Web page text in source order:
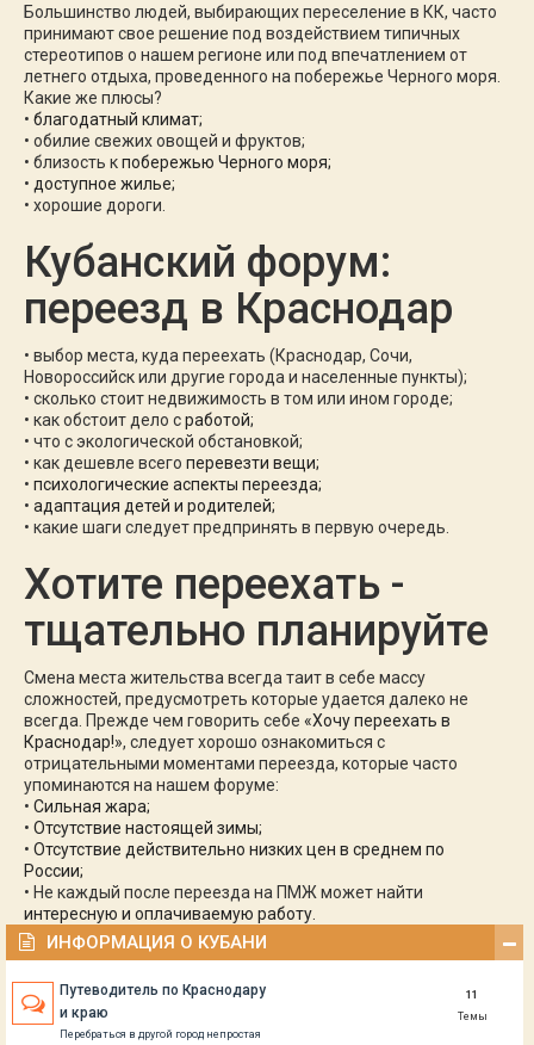
Большинство людей, выбирающих переселение в КК, часто
принимают свое решение под воздействием типичных
стереотипов о нашем регионе или под впечатлением от
летнего отдыха, проведенного на побережье Черного моря.
Какие же плюсы?
• благодатный климат;
• обилие свежих овощей и фруктов;
• близость кпобережью Черного моря;
• доступное жилье;
• хорошие дороги.
Кубанский форум:
переезд в Краснодар
• выбор места, куда переехать (Краснодар, Сочи,
Новороссийск или другие города и населенные пункты);
• сколько стоит недвижимость в том или ином городе;
• как обстоит дело сработой;
• что с экологической обстановкой;
• как дешевле всего перевезти вещи;
• психологические аспекты переезда;
• адаптация детей и родителей;
• какие шаги следует предпринять в первую очередь.
Хотите переехать -
тщательно планируйте
Смена места жительства всегда таит в себе массу
сложностей, предусмотреть которые удается далеко не
всегда. Прежде чем говорить себе «Хочу переехать в
Краснодар!», следует хорошо ознакомиться с
отрицательными моментами переезда, которые часто
упоминаются на нашем форуме:
• Сильная жара;
• Отсутствие настоящей зимы;
• Отсутствие действительно низких цен в среднем по
России;
• Не каждый после переезда на ПМЖ может найти
интересную и оплачиваемую работу.
ИНФОРМАЦИЯ О КУБАНИ
Путеводитель по Краснодару
и краю
Перебраться в другой город непростая
11
Темы